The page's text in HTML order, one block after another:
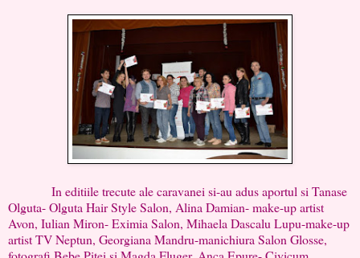
In editiile trecute ale caravanei si-au adus aportul si Tanase
Olguta- Olguta Hair Style Salon, Alina Damian- make-up artist
Avon, Iulian Miron- Eximia Salon, Mihaela Dascalu Lupu-make-up
artist TV Neptun, Georgiana Mandru-manichiura Salon Glosse,